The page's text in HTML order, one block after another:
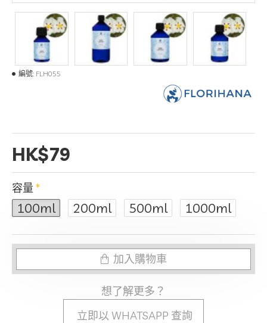
HK$79
編號: FLH055
容量
100ml 200ml 500ml 1000ml
加入購物車
想了解更多？
立即以 WHATSAPP 查詢